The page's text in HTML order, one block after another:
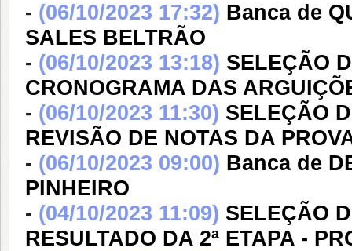
- (06/10/2023 17:32) Banca de
SALES BELTRÃO
- (06/10/2023 13:18) SELEÇÃO
CRONOGRAMA DAS
- (06/10/2023 11:30) SELEÇÃO
REVISÃO DE NOTAS DA
- (06/10/2023 09:00) Banca de
PINHEIRO
- (04/10/2023 11:09) SELEÇÃO
RESULTADO DA 2ª ETAPA -